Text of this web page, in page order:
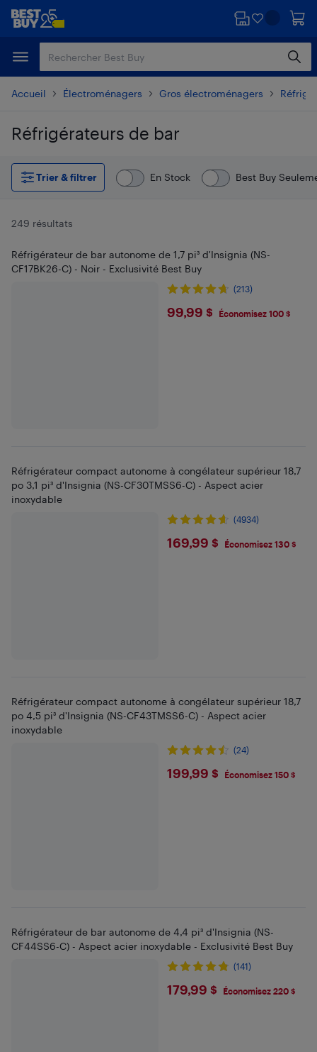
Passer
principal
Passer
Accueil Électroménagers Gros électroménagers
Réfrigérateurs de bar
Passer aux résultats
Trier & filtrer
En Stock Best Buy
249 résultats
Réfrigérateur de bar autonome de 1,7 pi³ d'Insignia (NS-
CF17BK26-C) - Noir - Exclusivité Best Buy
(213)
$99.99
99,99 $ Économisez 100 $
Réfrigérateur compact autonome à congélateur supérieur 18,7
po 3,1 pi³ d'Insignia (NS-CF30TMSS6-C) - Aspect acier
inoxydable
(4934)
$169.99
169,99 $ Économisez 130 $
Réfrigérateur compact autonome à congélateur supérieur 18,7
po 4,5 pi³ d'Insignia (NS-CF43TMSS6-C) - Aspect acier
inoxydable
(24)
$199.99
199,99 $ Économisez 150 $
Réfrigérateur de bar autonome de 4,4 pi³ d'Insignia (NS-
CF44SS6-C) - Aspect acier inoxydable - Exclusivité Best Buy
(141)
$179.99
179,99 $ Économisez 220 $